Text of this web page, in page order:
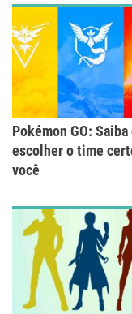
Pokémon GO: Saiba
escolher o time
você